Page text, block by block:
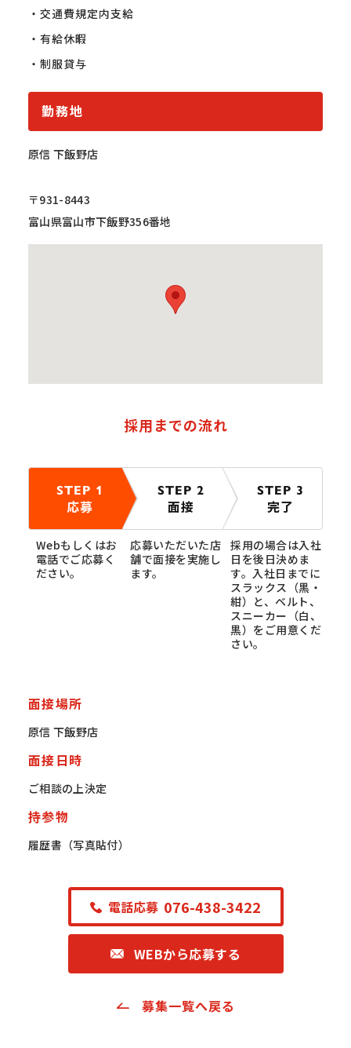
・交通費規定内支給
・有給休暇
・制服貸与
勤務地
原信 下飯野店
〒931-8443
富山県富山市下飯野356番地
採用までの流れ
STEP 1
応募
Webもしくはお
電話でご応募く
ださい。
STEP 2
面接
応募いただいた店
舗で面接を実施し
ます。
STEP 3
完了
採用の場合は入社
日を後日決めま
す。入社日までに
スラックス（黒・
紺）と、ベルト、
スニーカー（白、
黒）をご用意くだ
さい。
面接場所
原信 下飯野店
面接日時
ご相談の上決定
持参物
履歴書（写真貼付）
電話応募 076-438-3422
WEBから応募する
募集一覧へ戻る